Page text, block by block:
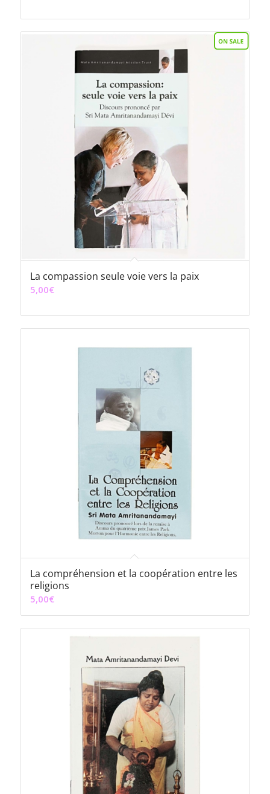
initial
était :
5,00€.
actuel
est :
3,00€.
La compassion seule voie vers la paix
5,00€
La compréhension et la coopération entre les
religions
5,00€